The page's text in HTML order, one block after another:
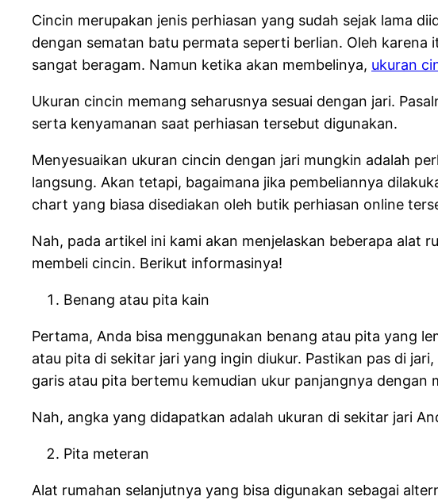
Cincin merupakan jenis perhiasan yang sudah sejak lama
dengan sematan batu permata seperti berlian. Oleh
sangat beragam. Namun ketika akan membelinya, ukuran
Ukuran cincin memang seharusnya sesuai dengan jari.
serta kenyamanan saat perhiasan tersebut digunakan.
Menyesuaikan ukuran cincin dengan jari mungkin adalah
langsung. Akan tetapi, bagaimana jika pembeliannya
chart yang biasa disediakan oleh butik perhiasan online
Nah, pada artikel ini kami akan menjelaskan beberapa alat
membeli cincin. Berikut informasinya!
Benang atau pita kain
Pertama, Anda bisa menggunakan benang atau pita yang
atau pita di sekitar jari yang ingin diukur. Pastikan pas di
garis atau pita bertemu kemudian ukur panjangnya dengan
Nah, angka yang didapatkan adalah ukuran di sekitar jari
Pita meteran
Alat rumahan selanjutnya yang bisa digunakan sebagai